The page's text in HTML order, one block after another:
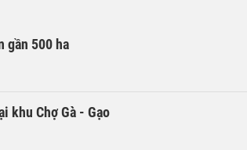
gần 500 ha
khu Chợ Gà - Gạo